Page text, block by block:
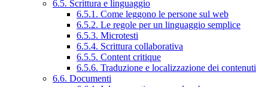
6.5. Scrittura e linguaggio
6.5.1. Come leggono le persone sul web
6.5.2. Le regole per un linguaggio semplice
6.5.3. Microtesti
6.5.4. Scrittura collaborativa
6.5.5. Content critique
6.5.6. Traduzione e localizzazione dei contenuti
6.6. Documenti